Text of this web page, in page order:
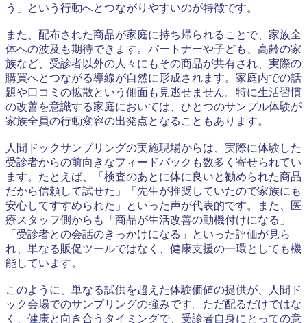
う」という行動へとつながりやすいのが特徴です。
また、配布された商品が家庭に持ち帰られることで、家族全
体への波及も期待できます。パートナーや子ども、高齢の家
族など、受診者以外の人々にもその商品が共有され、実際の
購買へとつながる導線が自然に形成されます。家庭内での話
題や口コミの拡散という側面も見逃せません。特に生活習慣
の改善を意識する家庭においては、ひとつのサンプル体験が
家族全員の行動変容の出発点となることもあります。
人間ドックサンプリングの実施現場からは、実際に体験した
受診者からの前向きなフィードバックも数多く寄せられてい
ます。たとえば、「検査のあとに体に良いと勧められた商品
だから信頼して試せた」「先生が推奨していたので家族にも
安心してすすめられた」といった声が代表的です。また、医
療スタッフ側からも「商品が生活改善の動機付けになる」
「受診者との会話のきっかけになる」といった評価が見ら
れ、単なる販促ツールではなく、健康支援の一環としても機
能しています。
このように、単なる試供を超えた体験価値の提供が、人間ド
ック会場でのサンプリングの強みです。ただ配るだけではな
く、健康と向き合うタイミングで、受診者自身にとっての意